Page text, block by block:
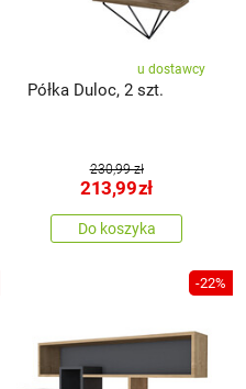
u dostawcy
Półka Duloc, 2 szt.
230,99 zł
213,99zł
Do koszyka
-22%